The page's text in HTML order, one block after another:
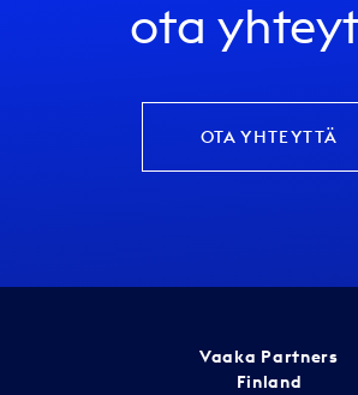
ota
OTA YHTEYTTÄ
Vaaka Partners
Finland